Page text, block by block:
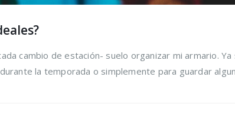
cambio de estación- suelo organizar mi armario.
la temporada o simplemente para guardar